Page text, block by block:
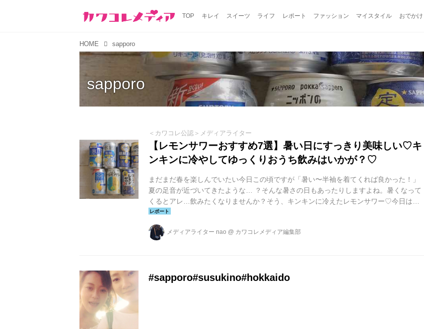
TOP キレイ スイーツ ライフ レポート ファッション マイスタイル おでかけ
HOME sapporo
sapporo
＜カワコレ公認＞メディアライター
【レモンサワーおすすめ7選】暑い日にすっきり美味しい♡キ
ンキンに冷やしてゆっくりおうち飲みはいかが？♡
まだまだ春を楽しんでいたい今日この頃ですが「暑い〜半袖を着てくれば良かった！」
夏の足音が近づいてきたような… ？そんな暑さの日もあったりしますよね。暑くなって
くるとアレ…飲みたくなりませんか？そう、キンキンに冷えたレモンサワー♡今日はお
うち飲みにおすすめのレモンサワーをご紹介します♩
メディアライター nao @ カワコレメディア編集部
#sapporo#susukino#hokkaido